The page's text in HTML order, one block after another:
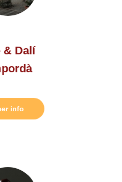
& Dalí
info